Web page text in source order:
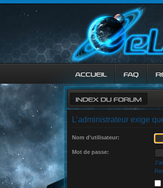
ACCUEIL FAQ
INDEX DU FORUM
L’administrateur exige
Nom d’utilisateur:
Mot de passe: